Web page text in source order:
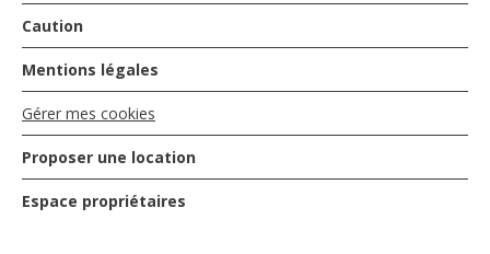
MOWBRAY - avril 2019
Merci encore à Marion de l'agence Vue Turquoise qui,
depuis quelques années, nous trouve à chaque fois
notre petit coin de paradis martiniquais.
sympa ) nous avons vraiment apprécié séjourné à la villa
Caution
Mentions légales
Gérer mes cookies
Proposer une location
Espace propriétaires